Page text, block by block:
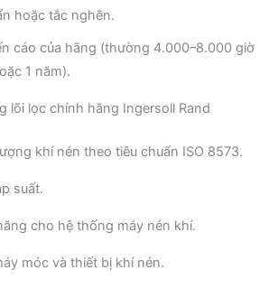
hoặc tắc nghẽn.
cáo của hãng (thường 4.000–8.000 giờ
1 năm).
lõi lọc chính hãng Ingersoll Rand
khí nén theo tiêu chuẩn ISO 8573.
suất.
cho hệ thống máy nén khí.
móc và thiết bị khí nén.